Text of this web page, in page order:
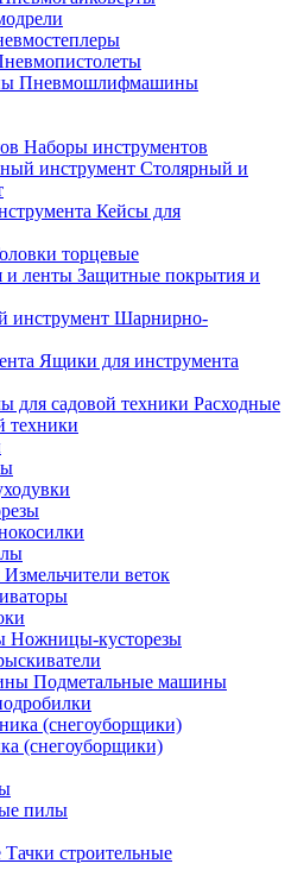
Пневмошлифмашины
Наборы инструментов
Столярный и
Кейсы для
торцевые
Защитные покрытия и
Шарнирно-
Ящики для инструмента
Расходные
техники
Измельчители веток
Ножницы-кусторезы
Подметальные машины
(снегоуборщики)
пилы
Тачки строительные